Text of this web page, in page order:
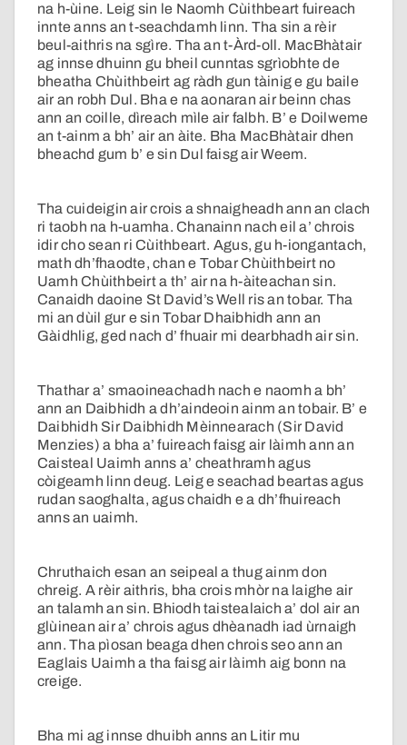
na h-ùine. Leig sin le Naomh Cùithbeart fuireach
innte anns an t-seachdamh linn. Tha sin a rèir
beul-aithris na sgìre. Tha an t-Àrd-oll. MacBhàtair
ag innse dhuinn gu bheil cunntas sgrìobhte de
bheatha Chùithbeirt ag ràdh gun tàinig e gu baile
air an robh Dul. Bha e na aonaran air beinn chas
ann an coille, dìreach mìle air falbh. B’ e Doilweme
an t-ainm a bh’ air an àite. Bha MacBhàtair dhen
bheachd gum b’ e sin Dul faisg air Weem.
Tha cuideigin air crois a shnaigheadh ann an clach
ri taobh na h-uamha. Chanainn nach eil a’ chrois
idir cho sean ri Cùithbeart. Agus, gu h-iongantach,
math dh’fhaodte, chan e Tobar Chùithbeirt no
Uamh Chùithbeirt a th’ air na h-àiteachan sin.
Canaidh daoine St David’s Well ris an tobar. Tha
mi an dùil gur e sin Tobar Dhaibhidh ann an
Gàidhlig, ged nach d’ fhuair mi dearbhadh air sin.
Thathar a’ smaoineachadh nach e naomh a bh’
ann an Daibhidh a dh’aindeoin ainm an tobair. B’ e
Daibhidh Sir Daibhidh Mèinnearach (Sir David
Menzies) a bha a’ fuireach faisg air làimh ann an
Caisteal Uaimh anns a’ cheathramh agus
còigeamh linn deug. Leig e seachad beartas agus
rudan saoghalta, agus chaidh e a dh’fhuireach
anns an uaimh.
Chruthaich esan an seipeal a thug ainm don
chreig. A rèir aithris, bha crois mhòr na laighe air
an talamh an sin. Bhiodh taistealaich a’ dol air an
glùinean air a’ chrois agus dhèanadh iad ùrnaigh
ann. Tha pìosan beaga dhen chrois seo ann an
Eaglais Uaimh a tha faisg air làimh aig bonn na
creige.
Bha mi ag innse dhuibh anns an Litir mu